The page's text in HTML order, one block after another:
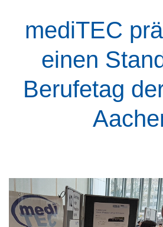
mediTEC
einen
Berufetag